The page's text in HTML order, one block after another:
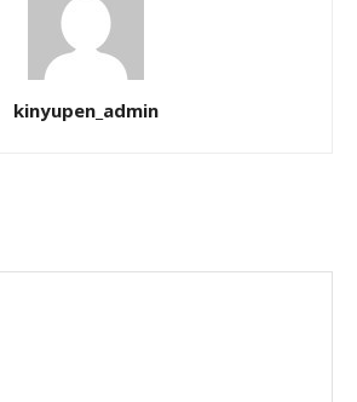
kinyupen_admin